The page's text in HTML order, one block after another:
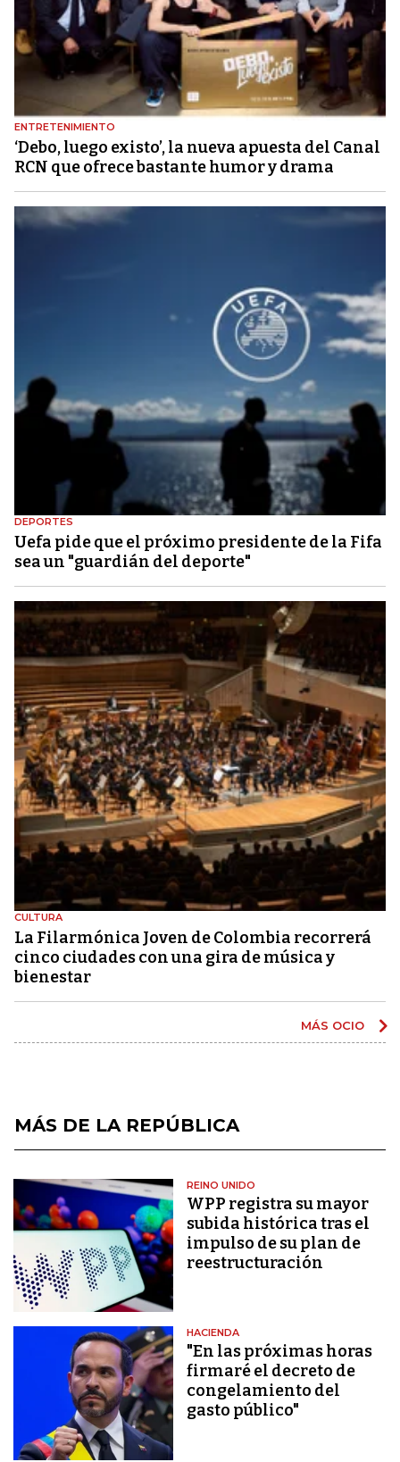
ENTRETENIMIENTO
‘Debo, luego existo’, la nueva apuesta del Canal
RCN que ofrece bastante humor y drama
DEPORTES
Uefa pide que el próximo presidente de la Fifa
sea un "guardián del deporte"
CULTURA
La Filarmónica Joven de Colombia recorrerá
cinco ciudades con una gira de música y
bienestar
MÁS OCIO
MÁS DE LA REPÚBLICA
REINO UNIDO
WPP registra su mayor
subida histórica tras el
impulso de su plan de
reestructuración
HACIENDA
"En las próximas horas
firmaré el decreto de
congelamiento del
gasto público"